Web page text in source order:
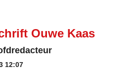
Ouwe Kaas
12:07